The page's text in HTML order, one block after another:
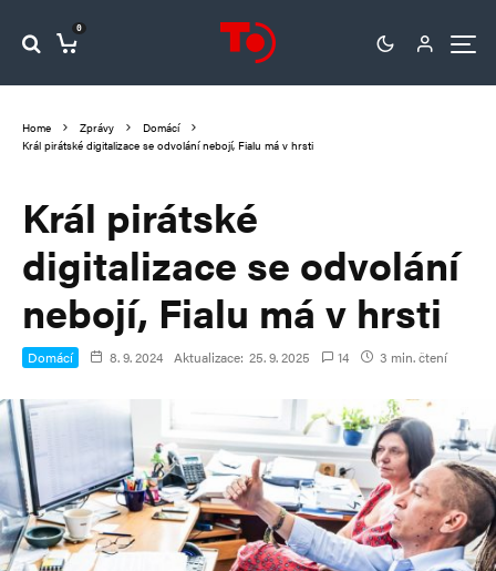
0
Home Zprávy
Domácí
Král pirátské digitalizace se odvolání nebojí, Fialu má v hrsti
Král pirátské
digitalizace se odvolání
nebojí, Fialu má v hrsti
Domácí 8. 9. 2024 Aktualizace: 25. 9. 2025 14 3 min. čtení